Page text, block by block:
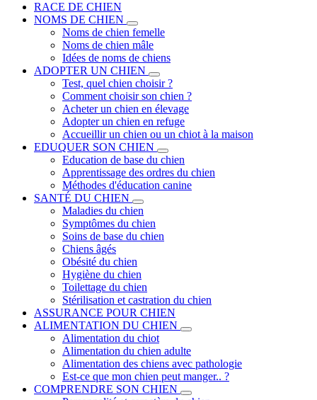
RACE DE CHIEN
NOMS DE CHIEN
Noms de chien femelle
Noms de chien mâle
Idées de noms de chiens
ADOPTER UN CHIEN
Test, quel chien choisir ?
Comment choisir son chien ?
Acheter un chien en élevage
Adopter un chien en refuge
Accueillir un chien ou un chiot à la maison
EDUQUER SON CHIEN
Education de base du chien
Apprentissage des ordres du chien
Méthodes d'éducation canine
SANTÉ DU CHIEN
Maladies du chien
Symptômes du chien
Soins de base du chien
Chiens âgés
Obésité du chien
Hygiène du chien
Toilettage du chien
Stérilisation et castration du chien
ASSURANCE POUR CHIEN
ALIMENTATION DU CHIEN
Alimentation du chiot
Alimentation du chien adulte
Alimentation des chiens avec pathologie
Est-ce que mon chien peut manger.. ?
COMPRENDRE SON CHIEN